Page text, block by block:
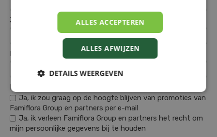
Jouw naam en familienaam:*
E-mailadres:
Kies kies een waarde:
Ja, ik zou graag op de hoogte blijven van promoties van
Famiflora Group en partners per e-mail
Ja, ik verleen Famiflora Group en partners het recht om
mijn persoonlijke gegevens bij te houden
ALLES ACCEPTEREN
ALLES AFWIJZEN
DETAILS WEERGEVEN